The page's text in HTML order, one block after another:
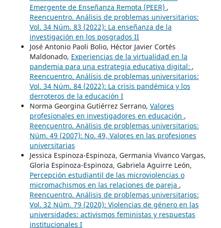
Emergente de Enseñanza Remota (PEER) ,
Reencuentro. Análisis de problemas universitarios:
Vol. 34 Núm. 83 (2022): La enseñanza de la
investigación en los posgrados II
José Antonio Paoli Bolio, Héctor Javier Cortés
Maldonado, Experiencias de la virtualidad en la
pandemia para una estrategia educativa digital: ,
Reencuentro. Análisis de problemas universitarios:
Vol. 34 Núm. 84 (2022): La crisis pandémica y los
derroteros de la educación I
Norma Georgina Gutiérrez Serrano, Valores
profesionales en investigadores en educación ,
Reencuentro. Análisis de problemas universitarios:
Núm. 49 (2007): No. 49, Valores en las profesiones
universitarias
Jessica Espinoza-Espinoza, Germania Vivanco Vargas,
Gloria Espinoza-Espinoza, Gabriela Aguirre León,
Percepción estudiantil de las microviolencias o
micromachismos en las relaciones de pareja ,
Reencuentro. Análisis de problemas universitarios:
Vol. 32 Núm. 79 (2020): Violencias de género en las
universidades: activismos feministas y respuestas
institucionales I